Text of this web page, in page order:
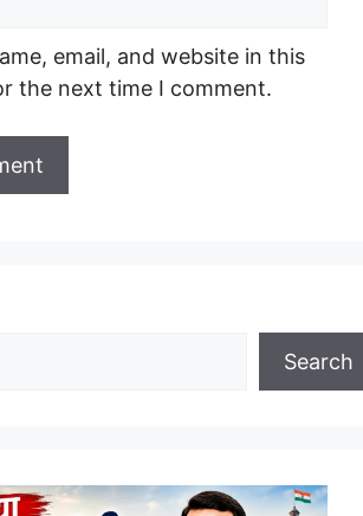
email, and website in this
the next time I comment.
Search